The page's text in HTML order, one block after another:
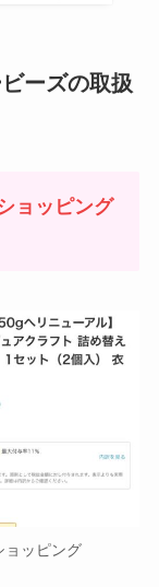
ーズの取扱
ョッピング
ョッピング